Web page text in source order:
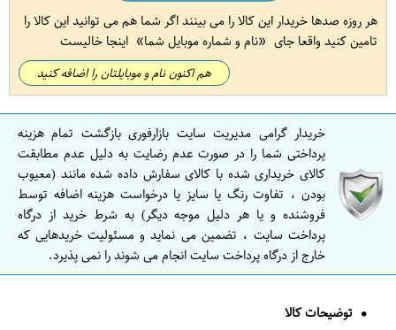
هر روزه صدها خریدار این کالا را می بینند اگر شما هم می توانید این کالا را
تامین کنید واقعا جای
نام و شماره موبایل شما اینجا خالیست
هم اکنون نام و موبایلتان را اضافه کنید
خریدار گرامی مدیریت سایت بازارفوری بازگشت تمام هزینه
پرداختی شما را در صورت عدم رضایت به دلیل عدم مطابقت
کالای خریداری شده با کالای سفارش داده شده مانند (معیوب
بودن ، تفاوت رنگ یا سایز یا درخواست هزینه اضافه توسط
فروشنده و یا هر دلیل موجه دیگر) به شرط خرید از درگاه
پرداخت سایت ، تضمین می نماید و مسئولیت خریدهایی که
خارج از درگاه پرداخت سایت انجام می شوند را نمی پذیرد.
توضیحات کالا